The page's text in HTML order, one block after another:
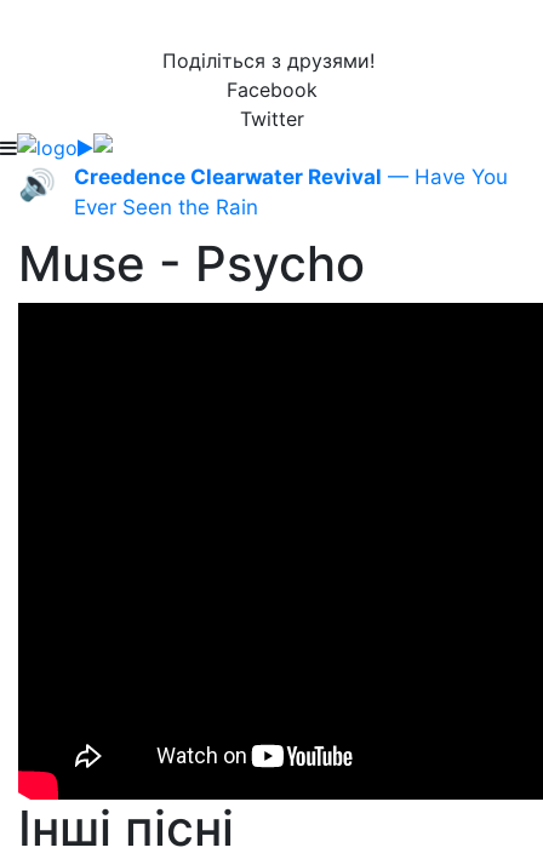
Поділіться з друзями!
Facebook
Twitter
🔊 Creedence Clearwater Revival — Have You
Ever Seen the Rain
Muse - Psycho
Інші пісні